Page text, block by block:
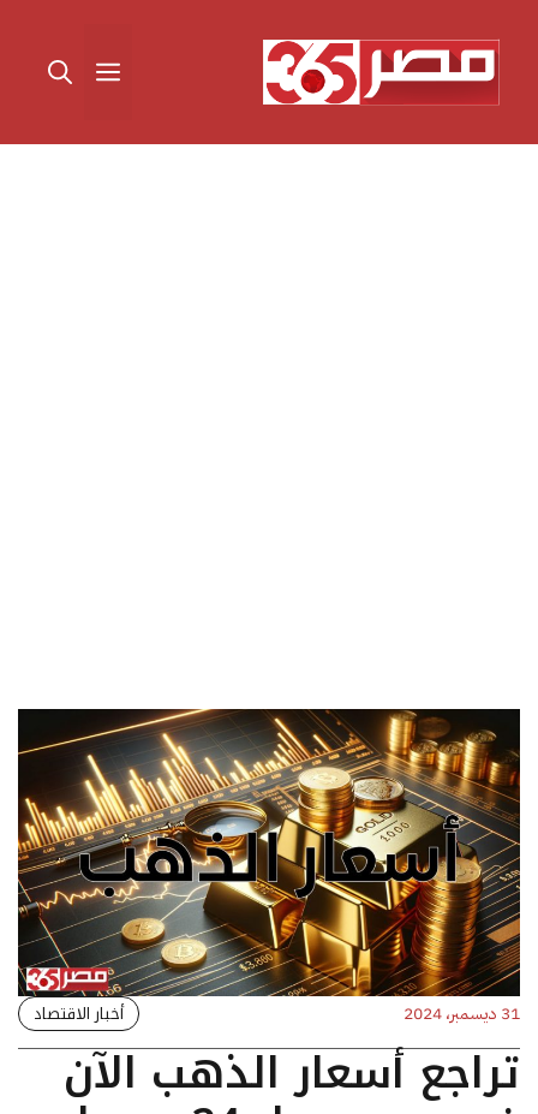
المحتوى القائمة
31 ديسمبر، 2024 أخبار الاقتصاد
تراجع أسعار الذهب الآن